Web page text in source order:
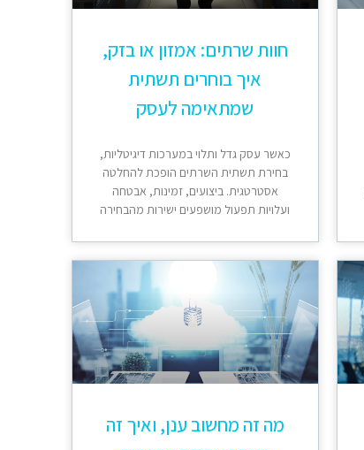
חוות שרתים: אמזון או בזק,
איך בוחרים תשתית
שמתאימה לעסק
כאשר עסק גדל ותלוי במערכות דיגיטליות,
בחירת תשתית השרתים הופכת להחלטה
אסטרטגית. ביצועים, זמינות, אבטחה
ועלויות תפעול מושפעים ישירות מהבחירה
מה זה מחשוב ענן, ואיך זה